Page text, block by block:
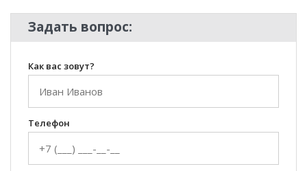
Задать вопрос:
Как вас зовут?
Телефон